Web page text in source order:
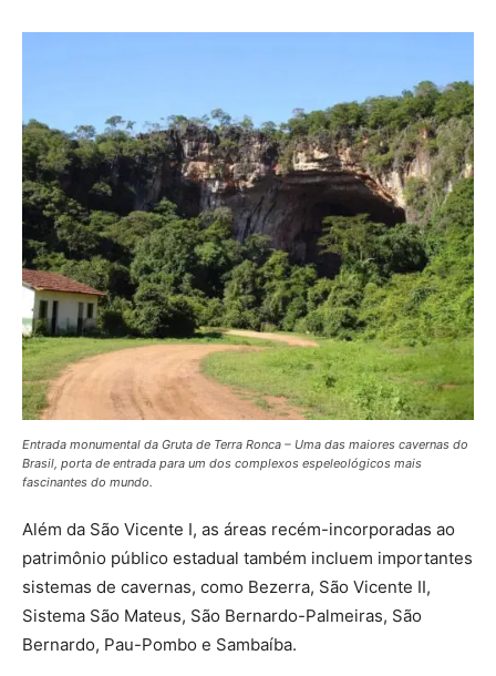
Entrada monumental da Gruta de Terra Ronca – Uma das maiores cavernas do
Brasil, porta de entrada para um dos complexos espeleológicos mais
fascinantes do mundo.
Além da São Vicente I, as áreas recém-incorporadas ao
patrimônio público estadual também incluem importantes
sistemas de cavernas, como Bezerra, São Vicente II,
Sistema São Mateus, São Bernardo-Palmeiras, São
Bernardo, Pau-Pombo e Sambaíba.